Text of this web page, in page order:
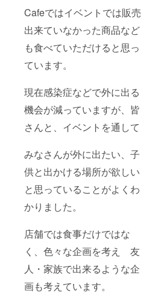
Cafeではイベントでは販売
出来ていなかった商品など
も食べていただけると思っ
ています。
現在感染症などで外に出る
機会が減っていますが、皆
さんと、イベントを通して
みなさんが外に出たい、子
供と出かける場所が欲しい
と思っていることがよくわ
かりました。
店舗では食事だけではな
く、色々な企画を考え 友
人・家族で出来るような企
画も考えています。